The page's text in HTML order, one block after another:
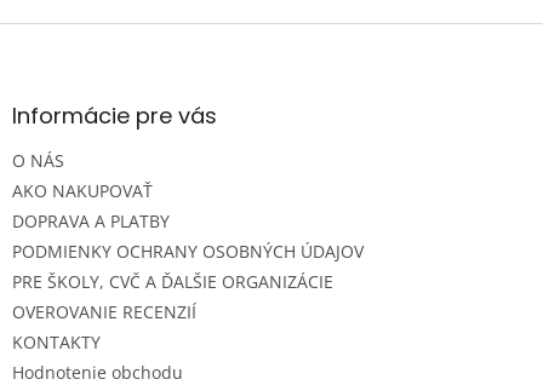
Z
ä
e
Informácie pre vás
O NÁS
AKO NAKUPOVAŤ
DOPRAVA A PLATBY
PODMIENKY OCHRANY OSOBNÝCH ÚDAJOV
PRE ŠKOLY, CVČ A ĎALŠIE ORGANIZÁCIE
OVEROVANIE RECENZIÍ
KONTAKTY
Hodnotenie obchodu